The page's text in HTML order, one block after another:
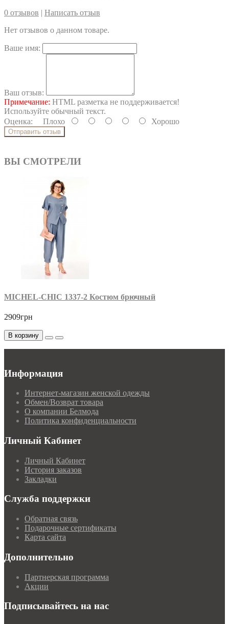
0 отзывов | Написать отзыв
Нет отзывов о данном товаре.
Ваше имя:
Ваш отзыв:
Примечание: HTML разметка не поддерживается!
Используйте обычный текст.
Оценка: Плохо Хорошо
Отправить отзыв
ВЫ СМОТРЕЛИ
MICHEL-CHIC 1337-2 Костюм брючный
2909грн
В корзину
Информация
Интернет-магазин женской одежды
Обмен/Возврат товара
О компании Белмода
Политика конфиденциальности
Личный Кабинет
Личный Кабинет
История заказов
Закладки
Служба поддержки
Обратная связь
Подарочные сертификаты
Карта сайта
Дополнительно
Партнерская программа
Акции
Подписывайтесь на нас